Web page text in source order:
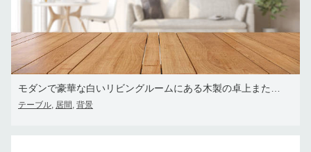
テーブル 居間 背景